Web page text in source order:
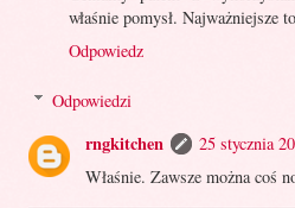
właśnie pomysł. Najważniejsze
Odpowiedz
Odpowiedzi
rngkitchen
25 stycznia
Właśnie. Zawsze można coś